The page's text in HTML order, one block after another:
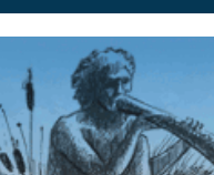
la communauté.